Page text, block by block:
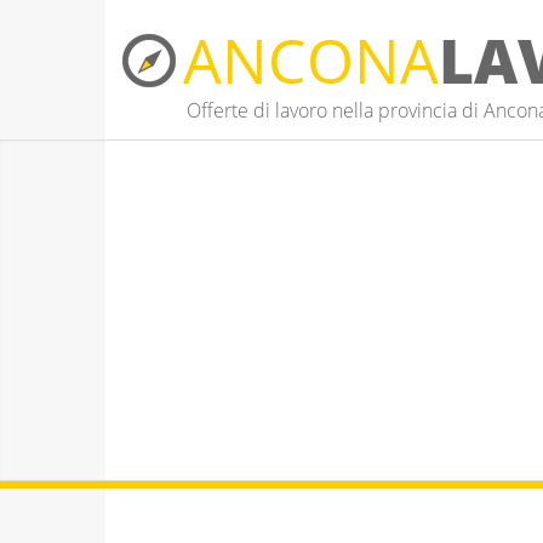
ANCONA
Offerte di lavoro nella provincia di